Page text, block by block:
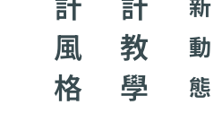
風
格
教
學
動
態